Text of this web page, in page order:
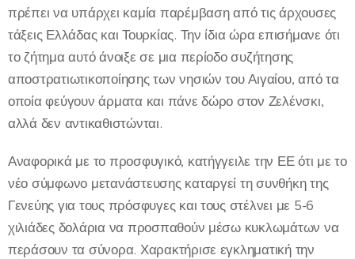
πρέπει να υπάρχει καμία παρέμβαση από τις άρχουσες
τάξεις Ελλάδας και Τουρκίας. Την ίδια ώρα επισήμανε ότι
το ζήτημα αυτό άνοιξε σε μια περίοδο συζήτησης
αποστρατιωτικοποίησης των νησιών του Αιγαίου, από τα
οποία φεύγουν άρματα και πάνε δώρο στον Ζελένσκι,
αλλά δεν αντικαθιστώνται.
Αναφορικά με το προσφυγικό, κατήγγειλε την ΕΕ ότι με το
νέο σύμφωνο μετανάστευσης καταργεί τη συνθήκη της
Γενεύης για τους πρόσφυγες και τους στέλνει με 5-6
χιλιάδες δολάρια να προσπαθούν μέσω κυκλωμάτων να
περάσουν τα σύνορα. Χαρακτήρισε εγκληματική την